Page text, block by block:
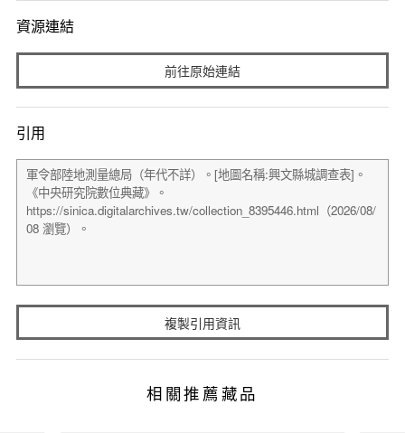
資源連結
前往原始連結
引用
複製引用資訊
相關推薦藏品